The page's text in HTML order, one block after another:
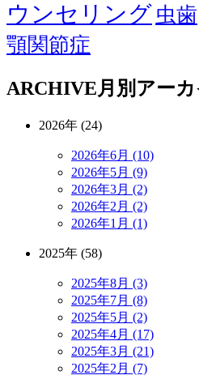
ウンセリング 虫歯
顎関節症
ARCHIVE月別アー
2026年 (24)
2026年6月 (10)
2026年5月 (9)
2026年3月 (2)
2026年2月 (2)
2026年1月 (1)
2025年 (58)
2025年8月 (3)
2025年7月 (8)
2025年5月 (2)
2025年4月 (17)
2025年3月 (21)
2025年2月 (7)